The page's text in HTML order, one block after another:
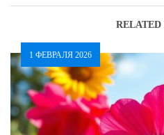
RELATED
1 ФЕВРАЛЯ 2026